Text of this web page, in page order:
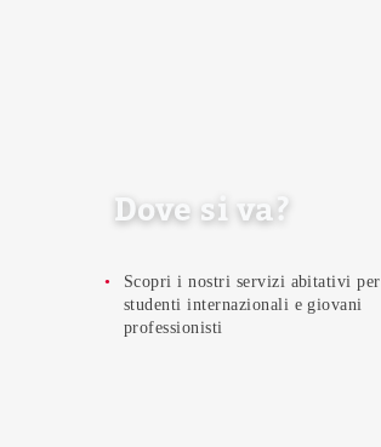
Dove si va?
Scopri i nostri servizi abitativi per
studenti internazionali e giovani
professionisti